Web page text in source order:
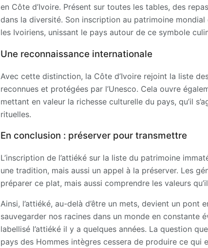
en Côte d’Ivoire. Présent sur toutes les tables, des
dans la diversité. Son inscription au patrimoine
les Ivoiriens, unissant le pays autour de ce symbole
Une reconnaissance internationale
Avec cette distinction, la Côte d’Ivoire rejoint la liste
reconnues et protégées par l’Unesco. Cela ouvre
mettant en valeur la richesse culturelle du pays, qu’il
rituelles.
En conclusion : préserver pour transmettre
L’inscription de l’attiéké sur la liste du patrimoine
une tradition, mais aussi un appel à la préserver. Les
préparer ce plat, mais aussi comprendre les valeurs
Ainsi, l’attiéké, au-delà d’être un mets, devient un pont
sauvegarder nos racines dans un monde en constante
labellisé l’attiéké il y a quelques années. La question
pays des Hommes intègres cessera de produire ce